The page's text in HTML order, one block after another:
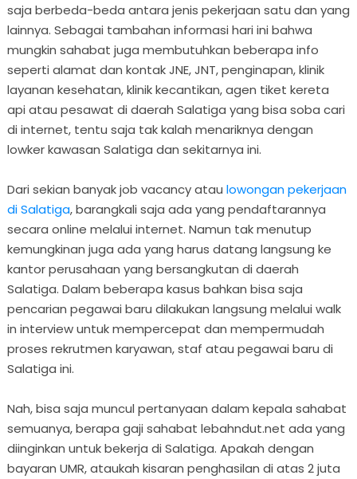
saja berbeda-beda antara jenis pekerjaan satu dan yang
lainnya. Sebagai tambahan informasi hari ini bahwa
mungkin sahabat juga membutuhkan beberapa info
seperti alamat dan kontak JNE, JNT, penginapan, klinik
layanan kesehatan, klinik kecantikan, agen tiket kereta
api atau pesawat di daerah Salatiga yang bisa soba cari
di internet, tentu saja tak kalah menariknya dengan
lowker kawasan Salatiga dan sekitarnya ini.
Dari sekian banyak job vacancy atau lowongan pekerjaan
di Salatiga, barangkali saja ada yang pendaftarannya
secara online melalui internet. Namun tak menutup
kemungkinan juga ada yang harus datang langsung ke
kantor perusahaan yang bersangkutan di daerah
Salatiga. Dalam beberapa kasus bahkan bisa saja
pencarian pegawai baru dilakukan langsung melalui walk
in interview untuk mempercepat dan mempermudah
proses rekrutmen karyawan, staf atau pegawai baru di
Salatiga ini.
Nah, bisa saja muncul pertanyaan dalam kepala sahabat
semuanya, berapa gaji sahabat lebahndut.net ada yang
diinginkan untuk bekerja di Salatiga. Apakah dengan
bayaran UMR, ataukah kisaran penghasilan di atas 2 juta